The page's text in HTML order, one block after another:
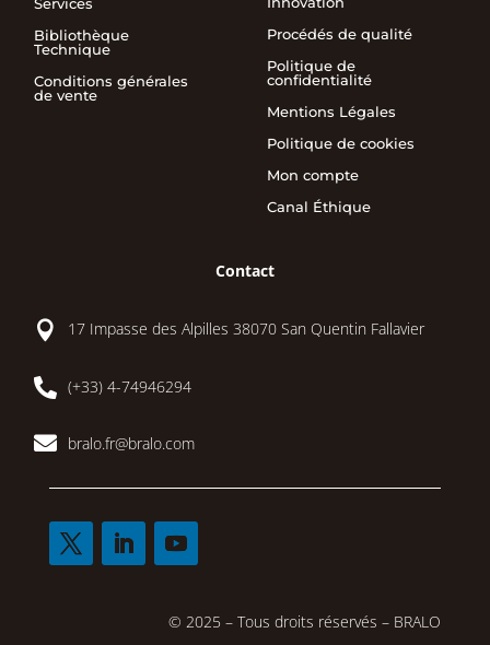
Bibliothèque
Technique
Conditions générales
de vente
Procédés de qualité
Politique de
confidentialité
Mentions Légales
Politique de cookies
Mon compte
Canal Éthique
Contact
 17 Impasse des Alpilles 38070 San Quentin Fallavier
 (+33) 4-74946294
 bralo.fr@bralo.com
© 2025 – Tous droits réservés – BRALO